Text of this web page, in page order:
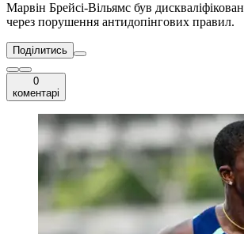
Марвін Брейсі-Вільямс був
через порушення антидопінгових правил.
Поділитись
0
коментарі